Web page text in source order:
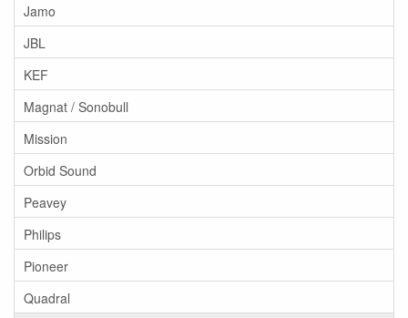
Jamo
JBL
KEF
Magnat / Sonobull
Mission
Orbid Sound
Peavey
Philips
Pioneer
Quadral